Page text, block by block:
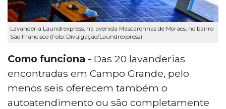
Lavanderia Laundrexpress, na avenida Mascarenhas de Moraes, no bairro
São Francisco (Foto: Divulgação/Laundrexpress)
Como funciona - Das 20 lavanderias
encontradas em Campo Grande, pelo
menos seis oferecem também o
autoatendimento ou são completamente